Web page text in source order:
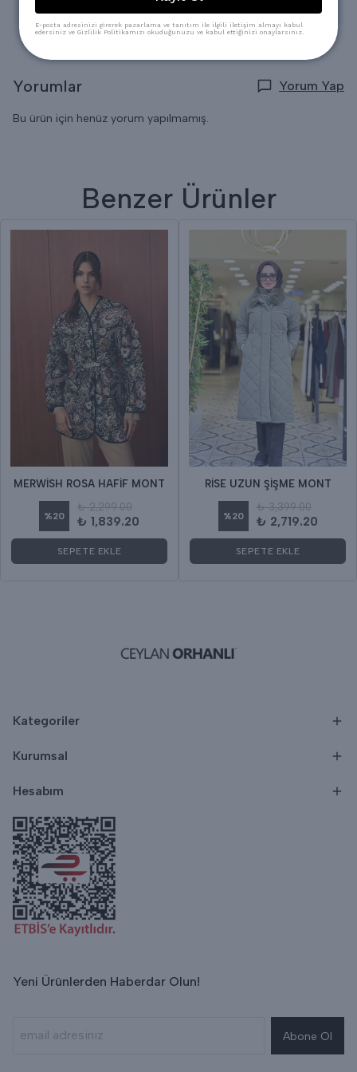
* Kuru Temizlemeye verilebilir.
Yorumlar Yorum Yap
Bu ürün için henüz yorum yapılmamış.
Benzer Ürünler
MERWİSH ROSA HAFİF MONT
%20
₺ 2,299.00
₺ 1,839.20
SEPETE EKLE
RİSE UZUN ŞİŞME MONT
%20
₺ 3,399.00
₺ 2,719.20
SEPETE EKLE
Kategoriler
Kurumsal
Hesabım
Yeni Ürünlerden Haberdar Olun!
Abone Ol
E-posta adresinizi girerek pazarlama ve tanıtım ile ilgili iletişim almayı kabul
edersiniz ve Gizlilik Politikamızı okuduğunuzu ve kabul ettiğinizi onaylarsınız.